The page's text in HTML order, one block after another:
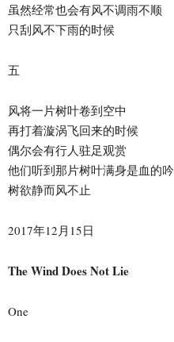
虽然经常也会有风不调雨不顺
只刮风不下雨的时候
五
风将一片树叶卷到空中
再打着漩涡飞回来的时候
偶尔会有行人驻足观赏
他们听到那片树叶满身是血的
树欲静而风不止
2017年12月15日
The Wind Does Not Lie
One